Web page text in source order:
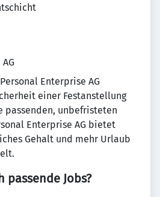
Enterprise AG
einer Festanstellung
passenden, unbefristeten
Enterprise AG bietet
Gehalt und mehr Urlaub
Jobs?